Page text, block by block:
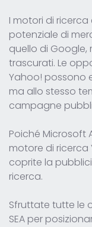
I motori di
potenziale di
quello di
trascurati. Le
Yahoo! possono
ma allo stesso
campagne
Poiché Microsoft
motore di
coprite la
ricerca.
Sfruttate tutte le
SEA per